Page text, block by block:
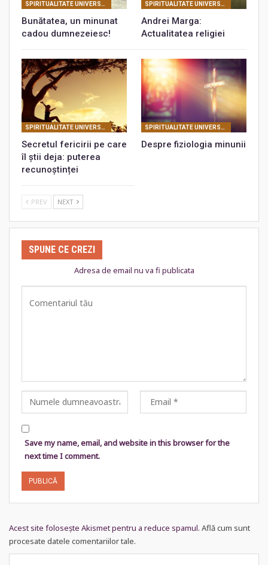
SPIRITUALITATE UNIVERSALĂ
Bunătatea, un minunat
cadou dumnezeiesc!
SPIRITUALITATE UNIVERSALĂ
Andrei Marga:
Actualitatea religiei
SPIRITUALITATE UNIVERSALĂ
Secretul fericirii pe care
îl știi deja: puterea
recunoștinței
SPIRITUALITATE UNIVERSALĂ
Despre fiziologia minunii
PREV NEXT
SPUNE CE CREZI
Adresa de email nu va fi publicata
Save my name, email, and website in this browser for the
next time I comment.
Acest site folosește Akismet pentru a reduce spamul. Află cum sunt
procesate datele comentariilor tale.